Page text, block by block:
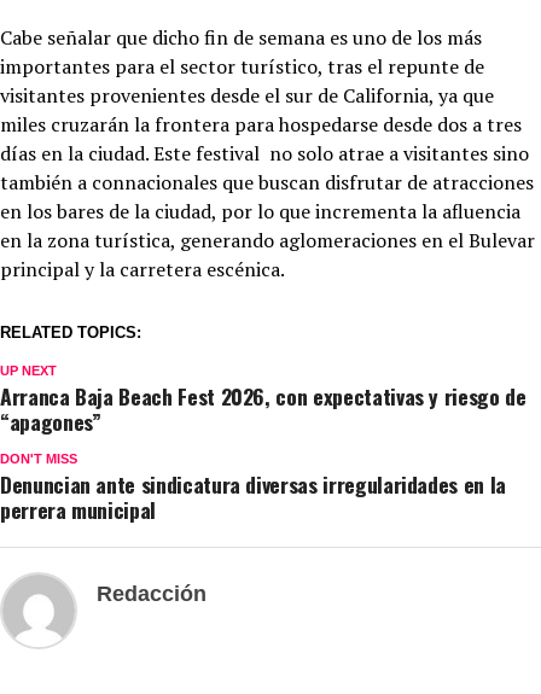
Cabe señalar que dicho fin de semana es uno de los más
importantes para el sector turístico, tras el repunte de
visitantes provenientes desde el sur de California, ya que
miles cruzarán la frontera para hospedarse desde dos a tres
días en la ciudad. Este festival no solo atrae a visitantes sino
también a connacionales que buscan disfrutar de atracciones
en los bares de la ciudad, por lo que incrementa la afluencia
en la zona turística, generando aglomeraciones en el Bulevar
principal y la carretera escénica.
RELATED TOPICS:
UP NEXT
Arranca Baja Beach Fest 2026, con expectativas y riesgo de
“apagones”
DON'T MISS
Denuncian ante sindicatura diversas irregularidades en la
perrera municipal
Redacción